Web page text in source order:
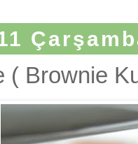
( Brownie